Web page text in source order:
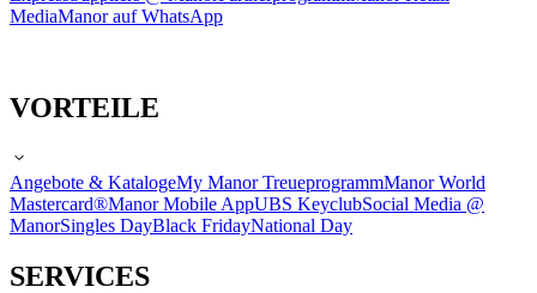
MediaManor auf WhatsApp
VORTEILE
Angebote & KatalogeMy Manor TreueprogrammManor World
Mastercard®Manor Mobile AppUBS KeyclubSocial Media @
ManorSingles DayBlack FridayNational Day
SERVICES